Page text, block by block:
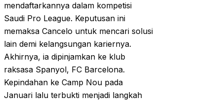
mendaftarkannya dalam kompetisi
Saudi Pro League. Keputusan ini
memaksa Cancelo untuk mencari solusi
lain demi kelangsungan kariernya.
Akhirnya, ia dipinjamkan ke klub
raksasa Spanyol, FC Barcelona.
Kepindahan ke Camp Nou pada
Januari lalu terbukti menjadi langkah